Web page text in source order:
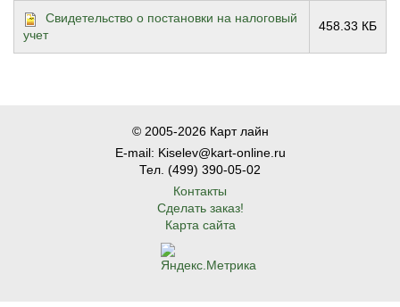
Свидетельство о постановки на налоговый
учет
458.33 КБ
© 2005-2026 Карт лайн
E-mail: Kiselev@kart-online.ru
Тел. (499) 390-05-02
Контакты
Сделать заказ!
Карта сайта